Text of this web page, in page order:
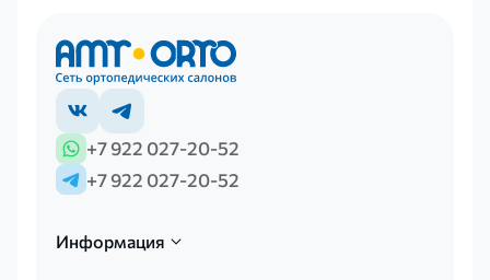
+7 922 027-20-52
+7 922 027-20-52
Информация